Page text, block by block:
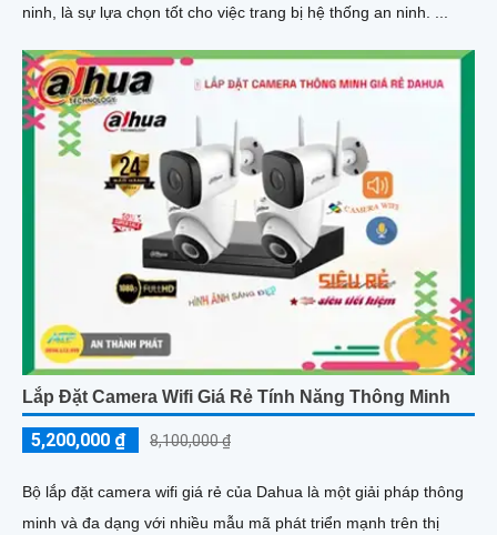
ninh, là sự lựa chọn tốt cho việc trang bị hệ thống an ninh. ...
Lắp Đặt Camera Wifi Giá Rẻ Tính Năng Thông Minh
5,200,000 ₫ 8,100,000 ₫
Bộ lắp đặt camera wifi giá rẻ của Dahua là một giải pháp thông
minh và đa dạng với nhiều mẫu mã phát triển mạnh trên thị